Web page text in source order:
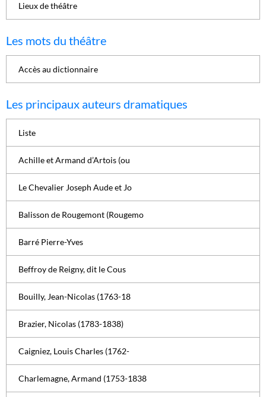
Lieux de théâtre
Les mots du théâtre
Accès au dictionnaire
Les principaux auteurs dramatiques
Liste
Achille et Armand d’Artois (ou
Le Chevalier Joseph Aude et Jo
Balisson de Rougemont (Rougemo
Barré Pierre-Yves
Beffroy de Reigny, dit le Cous
Bouilly, Jean-Nicolas (1763-18
Brazier, Nicolas (1783-1838)
Caigniez, Louis Charles (1762-
Charlemagne, Armand (1753-1838